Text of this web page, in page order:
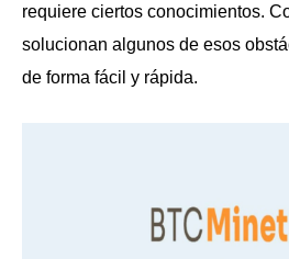
requiere ciertos conocimientos.
solucionan algunos de esos
de forma fácil y rápida.